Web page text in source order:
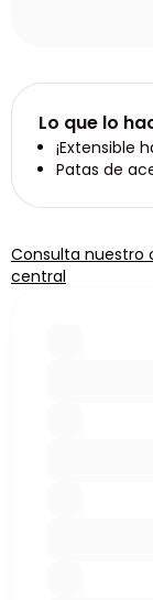
Lo que lo
¡Extensible
Patas de
Consulta nuestro
central